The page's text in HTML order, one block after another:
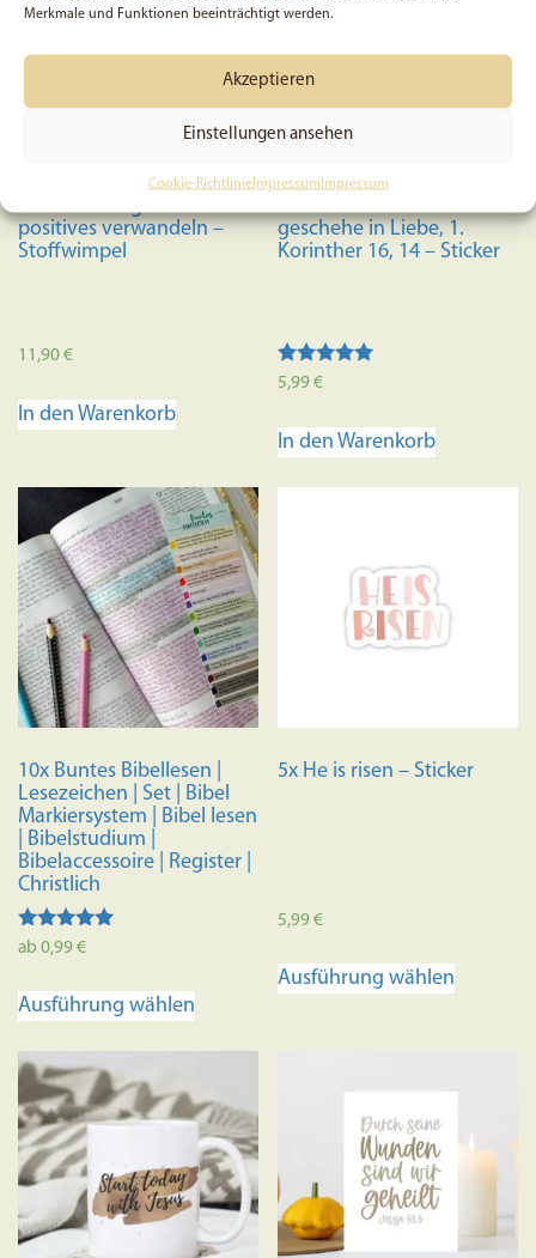
Merkmale und Funktionen beeinträchtigt werden.
Akzeptieren
Einstellungen ansehen
Cookie-RichtlinieImpressum Impressum
gewählt
werden
Gott wird negatives in
positives verwandeln –
Stoffwimpel
11,90€
In den Warenkorb
5x Alles was ihr tut
geschehe in Liebe, 1.
Korinther 16, 14 – Sticker
Bewertet mit
5,99€
In den Warenkorb
10x Buntes Bibellesen |
Lesezeichen | Set | Bibel
Markiersystem | Bibel lesen
| Bibelstudium |
Bibelaccessoire | Register |
Christlich
Bewertet
von 5
ab 0,99€
Ausführung wählen
Varianten
auf.
Die
Optionen
können
auf
5x He is risen – Sticker
5,99€
Ausführung wählen
Die